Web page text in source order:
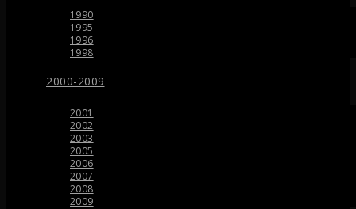
1990
1995
1996
1998
2000-2009
2001
2002
2003
2005
2006
2007
2008
2009